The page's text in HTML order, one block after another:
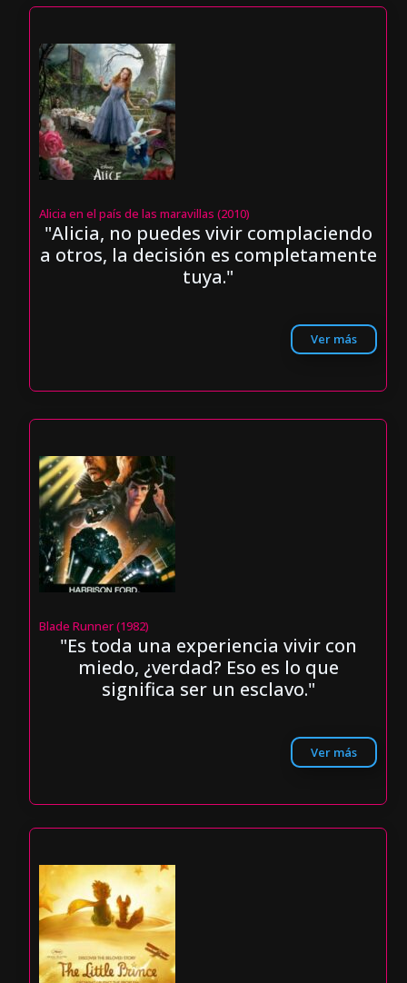
Alicia en el país de las maravillas (2010)
"Alicia, no puedes vivir complaciendo
a otros, la decisión es completamente
tuya."
Ver más
Blade Runner (1982)
"Es toda una experiencia vivir con
miedo, ¿verdad? Eso es lo que
significa ser un esclavo."
Ver más